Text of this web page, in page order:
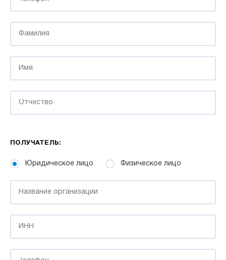
ПОЛУЧАТЕЛЬ:
Юридическое лицо Физическое лицо